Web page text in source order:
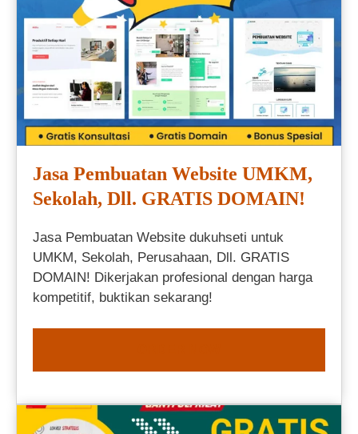
Jasa Pembuatan Website UMKM,
Sekolah, Dll. GRATIS DOMAIN!
Jasa Pembuatan Website dukuhseti untuk
UMKM, Sekolah, Perusahaan, Dll. GRATIS
DOMAIN! Dikerjakan profesional dengan harga
kompetitif, buktikan sekarang!